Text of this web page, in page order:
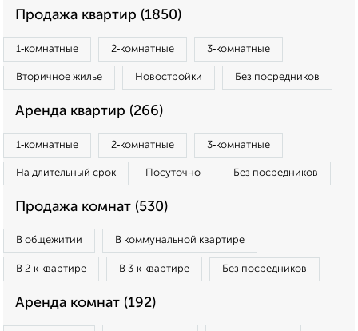
Продажа квартир (1850)
1‑комнатные 2‑комнатные 3‑комнатные
Вторичное жилье Новостройки Без посредников
Аренда квартир (266)
1‑комнатные 2‑комнатные 3‑комнатные
На длительный срок Посуточно Без посредников
Продажа комнат (530)
В общежитии В коммунальной квартире
В 2‑к квартире В 3‑к квартире Без посредников
Аренда комнат (192)